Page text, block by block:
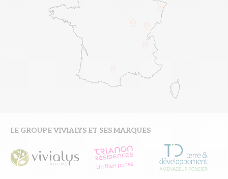
LE GROUPE VIVIALYS ET SES MARQUES